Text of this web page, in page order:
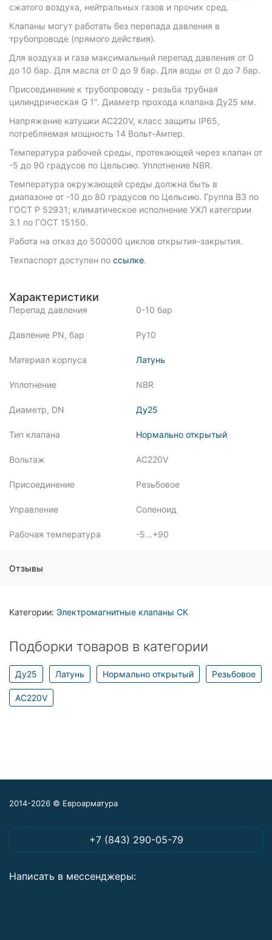
сжатого воздуха, нейтральных газов и прочих сред.
Клапаны могут работать без перепада давления в
трубопроводе (прямого действия).
Для воздуха и газа максимальный перепад давления от 0
до 10 бар. Для масла от 0 до 9 бар. Для воды от 0 до 7 бар.
Присоединение к трубопроводу - резьба трубная
цилиндрическая G 1". Диаметр прохода клапана Ду25 мм.
Напряжение катушки AC220V, класс защиты IP65,
потребляемая мощность 14 Вольт-Ампер.
Температура рабочей среды, протекающей через клапан от
-5 до 90 градусов по Цельсию. Уплотнение NBR.
Температура окружающей среды должна быть в
диапазоне от -10 до 80 градусов по Цельсию. Группа В3 по
ГОСТ Р 52931; климатическое исполнение УХЛ категории
3.1 по ГОСТ 15150.
Работа на отказ до 500000 циклов открытия-закрытия.
Техпаспорт доступен по ссылке.
Характеристики
Перепад давления 0-10 бар
Давление PN, бар Ру10
Материал корпуса Латунь
Уплотнение NBR
Диаметр, DN Ду25
Тип клапана Нормально открытый
Вольтаж AC220V
Присоединение Резьбовое
Управление Соленоид
Рабочая температура -5...+90
Отзывы
Категории: Электромагнитные клапаны СК
Подборки товаров в категории
Ду25 Латунь Нормально открытый Резьбовое
AC220V
2014-2026 © Евроарматура
+7 (843) 290-05-79
Написать в мессенджеры: